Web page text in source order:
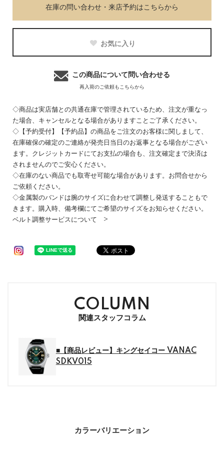
在庫の問い合わせ・来店予約はこちらから
お気に入り
この商品について問い合わせる
再入荷のご依頼もこちらから
◇商品は実店舗との共通在庫で管理されているため、注文が重なっ
た場合、キャンセルとなる場合がありますことご了承ください。
◇【予約受付】【予約品】の商品をご注文のお客様に関しまして、
在庫確保の確定のご連絡が発売日当日のお返事となる場合がござい
ます。クレジットカードにてお支払の場合も、注文確定まで決済は
されませんのでご安心ください。
◇在庫のない商品でも取寄せ可能な場合があります。お問合せから
ご依頼ください。
◇金属製のバンドは腕のサイズに合わせて調整し発送することもで
きます。購入時、備考欄にてご希望のサイズをお知らせください。
ベルト調整サービスについて >
COLUMN
関連スタッフコラム
■【商品レビュー】キングセイコー VANAC
SDKV015
カラーバリエーション